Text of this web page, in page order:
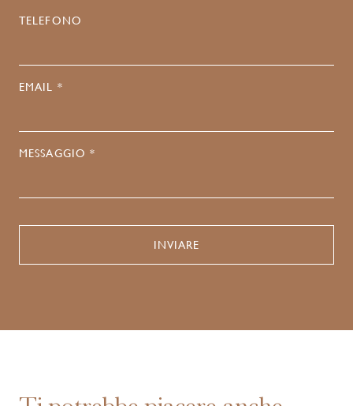
TELEFONO
EMAIL *
MESSAGGIO *